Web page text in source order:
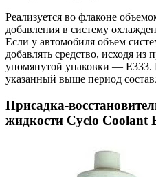
Реализуется во флаконе
добавления в систему
Если у автомобиля объем
добавлять средство, исходя
упомянутой упаковки — E333.
указанный выше период
Присадка-
жидкости Cyclo Coolant